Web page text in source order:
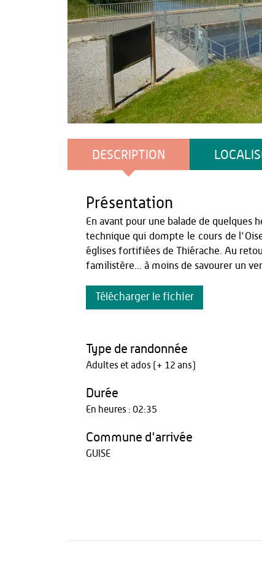
DESCRIPTION
Présentation
En avant pour une balade de quelques
technique qui dompte le cours de
églises fortifiées de Thiérache. Au
familistère... à moins de savourer un
Télécharger le fichier
Type de randonnée
Adultes et ados (+ 12 ans)
Durée
En heures : 02:35
Commune d'arrivée
GUISE